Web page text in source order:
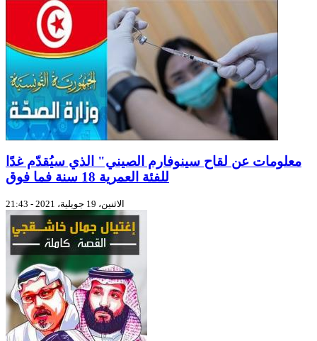
معلومات عن لقاح سينوفارم الصيني" الذي سيُقدّم غدًا
للفئة العمرية 18 سنة فما فوق
الاثنين، 19 جويلية، 2021 - 21:43